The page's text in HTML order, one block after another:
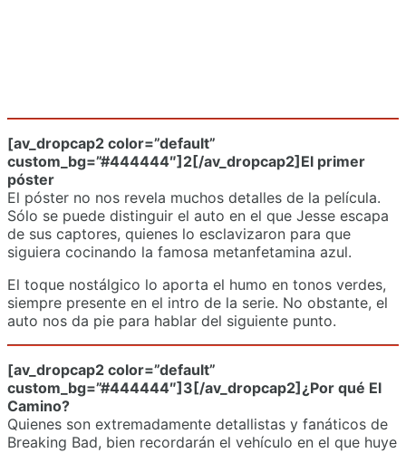
[av_dropcap2 color=”default”
custom_bg=”#444444″]2[/av_dropcap2]El primer
póster
El póster no nos revela muchos detalles de la película.
Sólo se puede distinguir el auto en el que Jesse escapa
de sus captores, quienes lo esclavizaron para que
siguiera cocinando la famosa metanfetamina azul.
El toque nostálgico lo aporta el humo en tonos verdes,
siempre presente en el intro de la serie. No obstante, el
auto nos da pie para hablar del siguiente punto.
[av_dropcap2 color=”default”
custom_bg=”#444444″]3[/av_dropcap2]¿Por qué El
Camino?
Quienes son extremadamente detallistas y fanáticos de
Breaking Bad, bien recordarán el vehículo en el que huye